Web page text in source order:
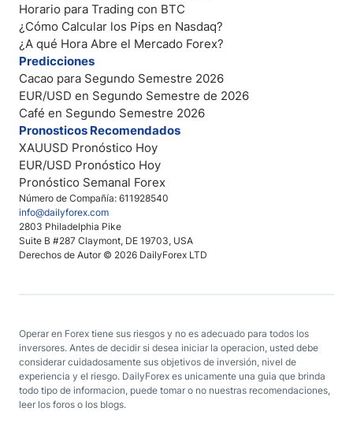
Número de Compañía: 611928540
info@dailyforex.com
2803 Philadelphia Pike
Suite B #287 Claymont, DE 19703, USA
Derechos de Autor © 2026 DailyForex LTD
Horario para Trading con BTC
¿Cómo Calcular los Pips en Nasdaq?
¿A qué Hora Abre el Mercado Forex?
Predicciones
Cacao para Segundo Semestre 2026
EUR/USD en Segundo Semestre de 2026
Café en Segundo Semestre 2026
Pronosticos Recomendados
XAUUSD Pronóstico Hoy
EUR/USD Pronóstico Hoy
Pronóstico Semanal Forex
Operar en Forex tiene sus riesgos y no es adecuado para todos los
inversores. Antes de decidir si desea iniciar la operacion, usted debe
considerar cuidadosamente sus objetivos de inversión, nivel de
experiencia y el riesgo. DailyForex es unicamente una guia que brinda
todo tipo de informacion, puede tomar o no nuestras recomendaciones,
leer los foros o los blogs.